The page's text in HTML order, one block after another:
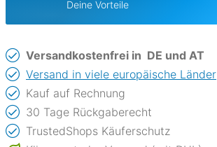
Deine Vorteile
Versandkostenfrei in DE und AT
Versand in viele europäische Länder
Kauf auf Rechnung
30 Tage Rückgaberecht
TrustedShops Käuferschutz